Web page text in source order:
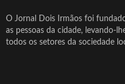
O Jornal Dois Irmãos foi
as pessoas da cidade, levando-
todos os setores da sociedade